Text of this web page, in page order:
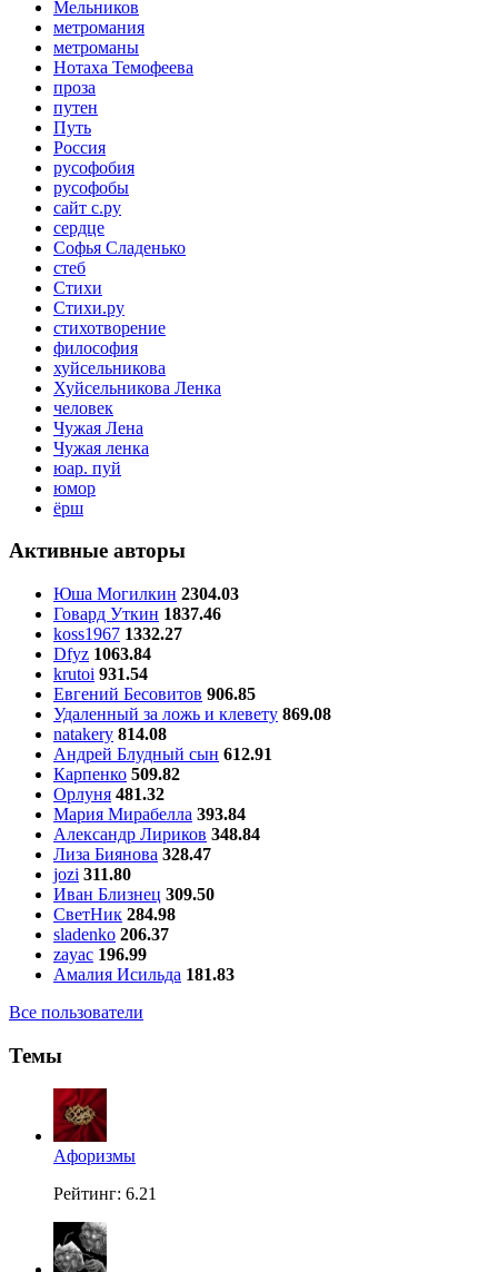
Мельников
метромания
метроманы
Нотаха Темофеева
проза
путен
Путь
Россия
русофобия
русофобы
сайт с.ру
сердце
Софья Сладенько
стеб
Стихи
Стихи.ру
стихотворение
философия
хуйсельникова
Хуйсельникова Ленка
человек
Чужая Лена
Чужая ленка
юар. пуй
юмор
ёрш
Активные авторы
Юша Могилкин 2304.03
Говард Уткин 1837.46
koss1967 1332.27
Dfyz 1063.84
krutoi 931.54
Евгений Бесовитов 906.85
Удаленный за ложь и клевету 869.08
natakery 814.08
Андрей Блудный сын 612.91
Карпенко 509.82
Орлуня 481.32
Мария Мирабелла 393.84
Александр Лириков 348.84
Лиза Биянова 328.47
jozi 311.80
Иван Близнец 309.50
СветНик 284.98
sladenko 206.37
zayac 196.99
Амалия Исильда 181.83
Все пользователи
Темы
Aфоризмы
Рейтинг: 6.21